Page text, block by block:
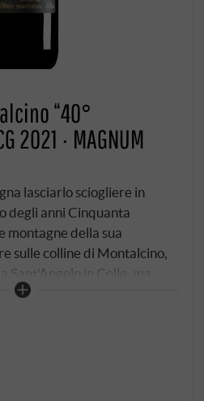
“40°
2021 · MAGNUM
lasciarlo sciogliere in
degli anni Cinquanta
montagne della sua
sulle colline di Montalcino,
Sant'Angelo in Colle, ma
vita. Per oltre quattro
degli indirizzi più famosi
è tuttora considerato uno
moderno. Selezionò i
stabilì nuovi standard